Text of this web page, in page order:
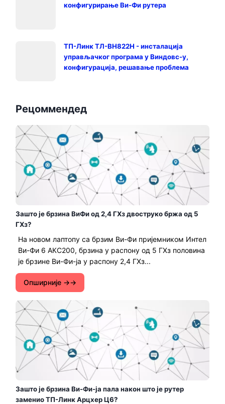
конфигурирање Ви-Фи рутера
ТП-Линк ТЛ-ВН822Н - инсталација
управљачког програма у Виндовс-у,
конфигурација, решавање проблема
Рецоммендед
Зашто је брзина ВиФи од 2,4 ГХз двоструко бржа од 5
ГХз?
На новом лаптопу са брзим Ви-Фи пријемником Интел
Ви-Фи 6 АКС200, брзина у распону од 5 ГХз половина
је брзине Ви-Фи-ја у распону 2,4 ГХз...
Опширније →
Зашто је брзина Ви-Фи-ја пала након што је рутер
заменио ТП-Линк Арцхер Ц6?